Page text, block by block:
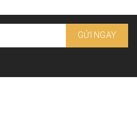
GỬI NGAY